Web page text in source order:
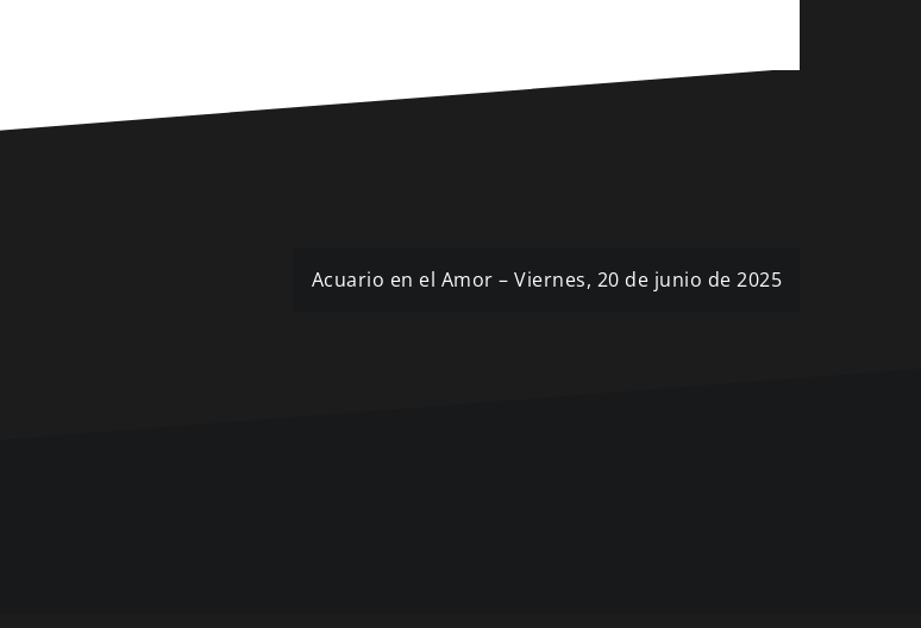
Acuario en el Amor – Viernes, 20 de junio de 2025